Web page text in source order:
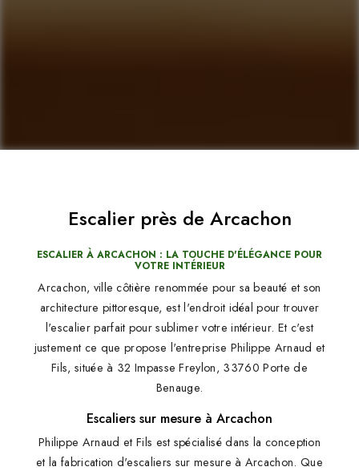
Escalier près de Arcachon
ESCALIER À ARCACHON : LA TOUCHE D'ÉLÉGANCE POUR
VOTRE INTÉRIEUR
Arcachon, ville côtière renommée pour sa beauté et son
architecture pittoresque, est l'endroit idéal pour trouver
l'escalier parfait pour sublimer votre intérieur. Et c'est
justement ce que propose l'entreprise Philippe Arnaud et
Fils, située à 32 Impasse Freylon, 33760 Porte de
Benauge.
Escaliers sur mesure à Arcachon
Philippe Arnaud et Fils est spécialisé dans la conception
et la fabrication d'escaliers sur mesure à Arcachon. Que